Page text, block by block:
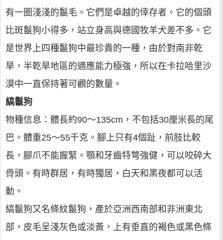
有一圈淺淺的鬣毛。它們是卓越的倖存者。它的個頭
比斑鬣狗小得多，站立身高與德國牧羊犬差不多。它
是世界上四種鬣狗中最珍貴的一種，由於對南非乾
旱，半乾旱地區的適應能力極強，所以在卡拉哈里沙
漠中一直保持著可觀的數量。
縞鬣狗
物種信息：體長約90～135cm，不包括30厘米長的尾
巴。體重25～55千克。腳上只有4個趾，前肢比較
長，腳爪不能握緊。顎和牙齒特彆強健，可以咬碎大
骨頭。有時群居，有時獨居，白天和黑夜都可以活
動。
縞鬣狗又名條紋鬣狗，產於亞洲西南部和非洲東北
部，皮毛呈淺灰色或淡黃，上有垂直的褐色或黑色條